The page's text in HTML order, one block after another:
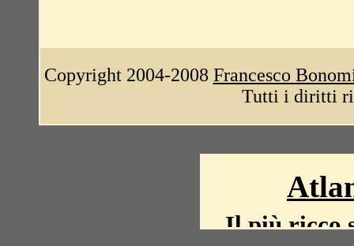
Copyright 2004-2008 Francesco
Tutti i diritti
Il più ricco